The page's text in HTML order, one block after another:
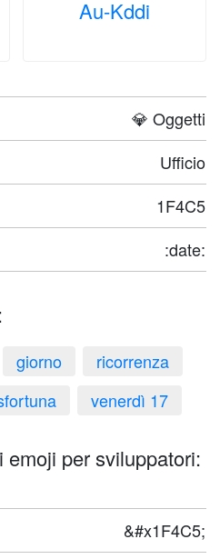
Au-Kddi
💎 Oggetti
Ufficio
1F4C5
:date:
giorno
ricorrenza
venerdì 17
per sviluppatori:
&#x1F4C5;